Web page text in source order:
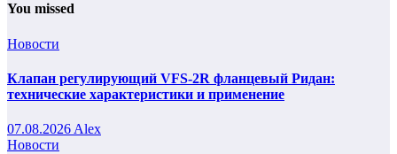
You missed
Новости
Клапан регулирующий VFS-2R фланцевый Ридан:
технические характеристики и применение
07.08.2026 Alex
Новости